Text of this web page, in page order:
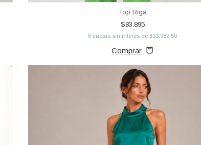
Top Riga
$83.895
6 cuotas sin interés de $13.982,50
Comprar